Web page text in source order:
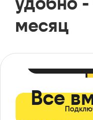
месяц
Все